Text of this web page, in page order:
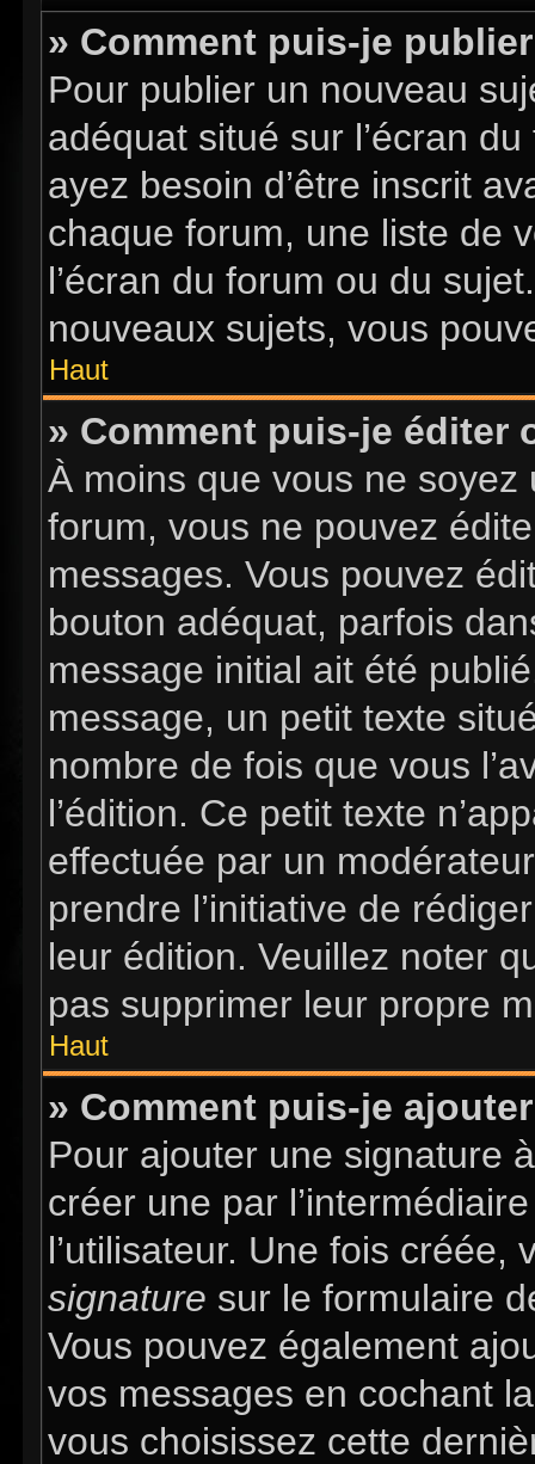
» Comment puis-je
Pour publier un nouveau
adéquat situé sur l’écran
ayez besoin d’être inscrit
chaque forum, une liste de
l’écran du forum ou du
nouveaux sujets, vous
Haut
» Comment puis-je éditer
À moins que vous ne
forum, vous ne pouvez
messages. Vous pouvez
bouton adéquat, parfois
message initial ait été
message, un petit texte
nombre de fois que vous
l’édition. Ce petit texte
effectuée par un
prendre l’initiative de
leur édition. Veuillez noter
pas supprimer leur propre
Haut
» Comment puis-je
Pour ajouter une signature
créer une par
l’utilisateur. Une fois
signature sur le formulaire
Vous pouvez également
vos messages en cochant
vous choisissez cette